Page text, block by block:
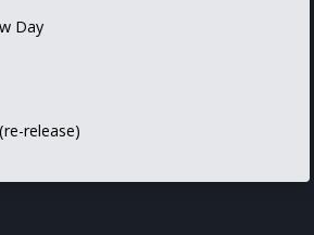
Day
release)